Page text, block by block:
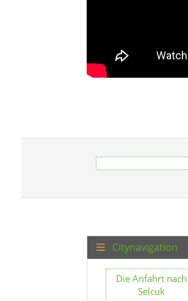
Citynavigation
Die Anfahrt nach
Selcuk